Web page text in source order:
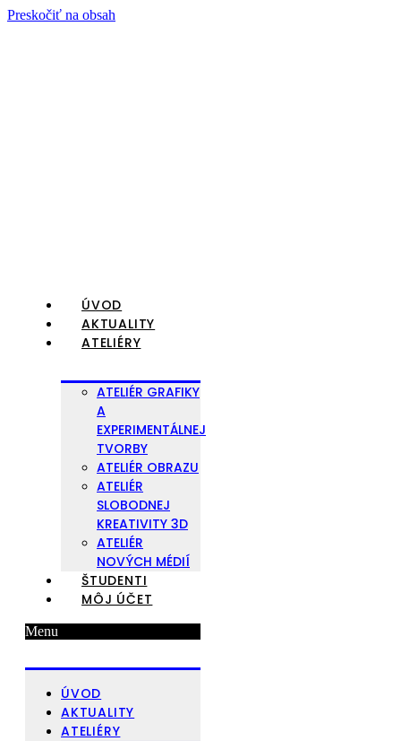
Preskočiť na obsah
ÚVOD
AKTUALITY
ATELIÉRY
ATELIÉR GRAFIKY
A
EXPERIMENTÁLNEJ
TVORBY
ATELIÉR OBRAZU
ATELIÉR
SLOBODNEJ
KREATIVITY 3D
ATELIÉR
NOVÝCH MÉDIÍ
ŠTUDENTI
MÔJ ÚČET
Menu
ÚVOD
AKTUALITY
ATELIÉRY